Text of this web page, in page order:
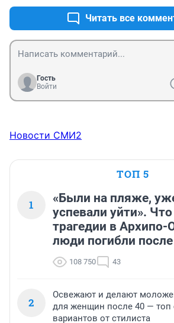
Читать все
Гость
Войти
Новости СМИ2
ТОП 5
1
«Были на пляже,
успевали уйти».
трагедии в
люди погибли
108 750 43
2
Освежают и делают
для женщин после 40 — топ
вариантов от стилиста